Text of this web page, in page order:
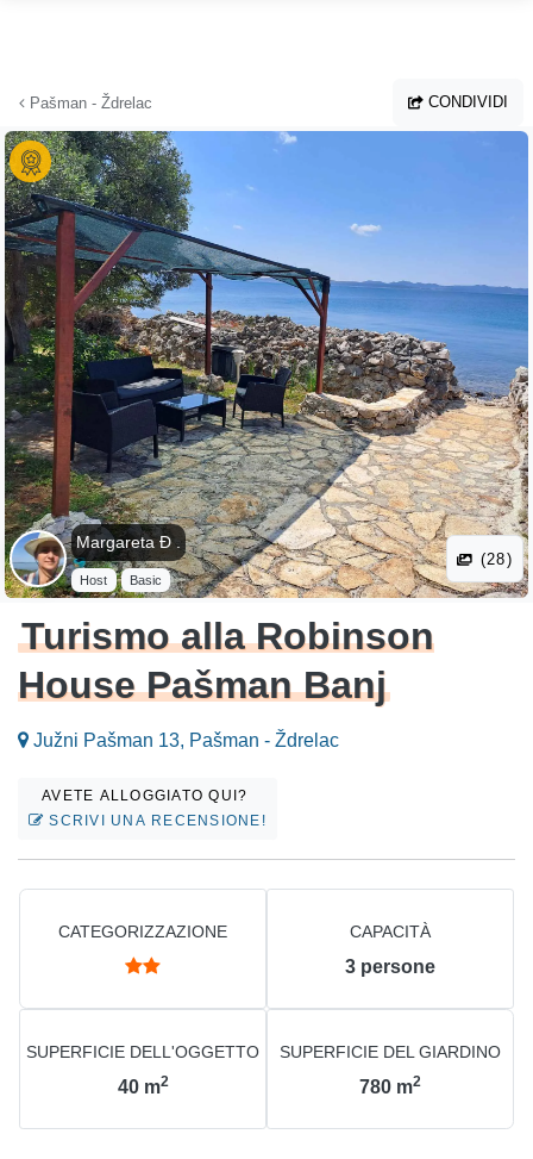
Pašman - Ždrelac CONDIVIDI
Margareta Đ .
Host Basic
(28)
Turismo alla Robinson
House Pašman Banj
Južni Pašman 13, Pašman - Ždrelac
AVETE ALLOGGIATO QUI?
SCRIVI UNA RECENSIONE!
CATEGORIZZAZIONE CAPACITÀ
3 persone
SUPERFICIE DELL'OGGETTO
40 m2
SUPERFICIE DEL GIARDINO
780 m2